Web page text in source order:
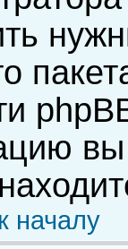
вы
началу